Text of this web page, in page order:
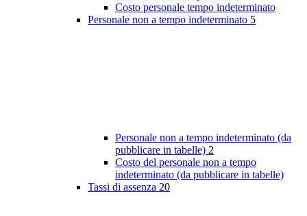
Costo personale tempo indeterminato
Personale non a tempo indeterminato 5
Personale non a tempo indeterminato (da
pubblicare in tabelle) 2
Costo del personale non a tempo
indeterminato (da pubblicare in tabelle)
Tassi di assenza 20